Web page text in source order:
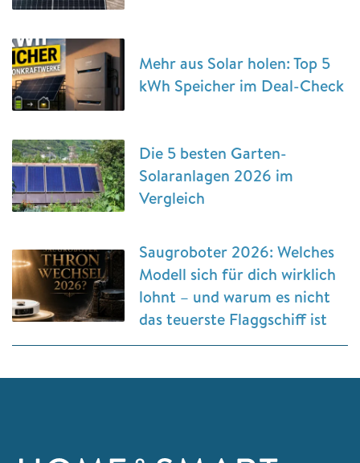
Mehr aus Solar holen: Top 5
kWh Speicher im Deal-Check
Die 5 besten Garten-
Solaranlagen 2026 im
Vergleich
Saugroboter 2026: Welches
Modell sich für dich wirklich
lohnt – und warum es nicht
das teuerste Flaggschiff ist